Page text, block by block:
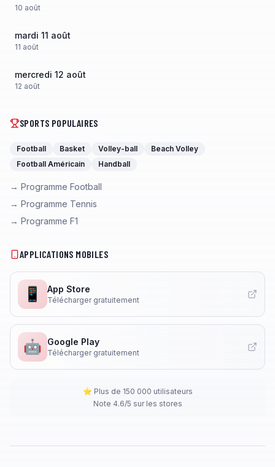
10 août
mardi 11 août
11 août
mercredi 12 août
12 août
SPORTS POPULAIRES
Football Basket Volley-ball
Beach Volley
Football Américain
Handball
→ Programme Football
→ Programme Tennis
→ Programme F1
APPLICATIONS MOBILES
📱 App Store
Télécharger gratuitement
🤖 Google Play
Télécharger gratuitement
⭐ Plus de 150 000 utilisateurs
Note 4.6/5 sur les stores